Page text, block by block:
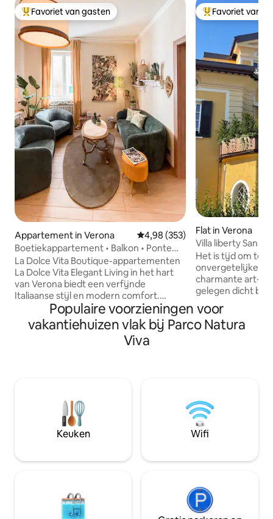
Topfavoriet van gasten
Favoriet van gasten
Appartement in Verona Gemiddelde beoordeling van
4,98 (353)
Boetiekappartement • Balkon • Ponte
Pietra
La Dolce Vita Boutique-appartementen
La Dolce Vita Elegant Living in het hart
van Verona biedt een verfijnde
Italiaanse stijl en modern comfort.
Samengesteld voor gasten die waarde
hechten aan kwaliteit en een toplocatie.
topdekmatrassen van 5 cm traagschuim
Kosten (contant bij vertrek): •⁠
⁠Schoonmaak: € 55 •⁠ ⁠Toeristenbelasting:
€ 3,50/persoon/nacht, eerste 4 nachten.
Topfavoriet van
Favoriet van
Flat in Verona
Villa liberty San
Het is tijd om te
onvergetelijke
charmante art-
gelegen dicht bij
zich op
Pietra (400
genieten en
historische
Populaire voorzieningen voor
vakantiehuizen vlak bij Parco Natura
Viva
Keuken Wifi